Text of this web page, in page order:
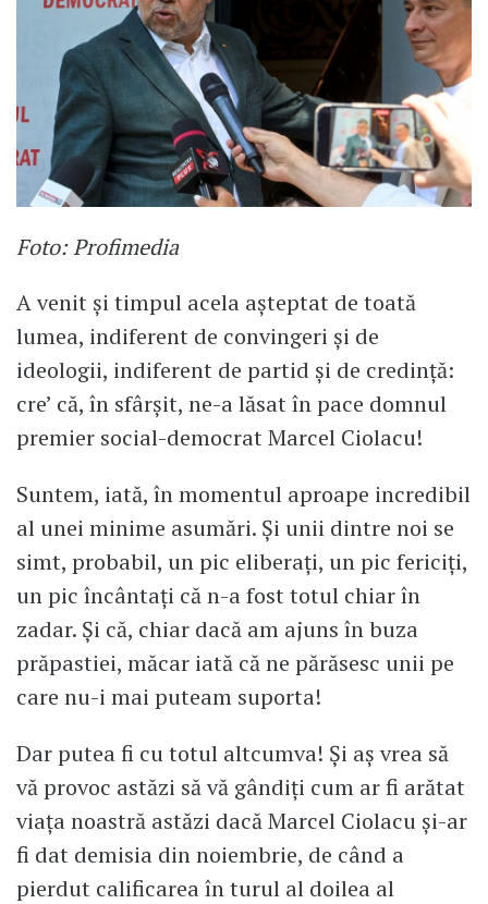
Foto: Profimedia
A venit și timpul acela așteptat de toată
lumea, indiferent de convingeri și de
ideologii, indiferent de partid și de credință:
cre’ că, în sfârșit, ne-a lăsat în pace domnul
premier social-democrat Marcel Ciolacu!
Suntem, iată, în momentul aproape incredibil
al unei minime asumări. Și unii dintre noi se
simt, probabil, un pic eliberați, un pic fericiți,
un pic încântați că n-a fost totul chiar în
zadar. Și că, chiar dacă am ajuns în buza
prăpastiei, măcar iată că ne părăsesc unii pe
care nu-i mai puteam suporta!
Dar putea fi cu totul altcumva! Și aș vrea să
vă provoc astăzi să vă gândiți cum ar fi arătat
viața noastră astăzi dacă Marcel Ciolacu și-ar
fi dat demisia din noiembrie, de când a
pierdut calificarea în turul al doilea al